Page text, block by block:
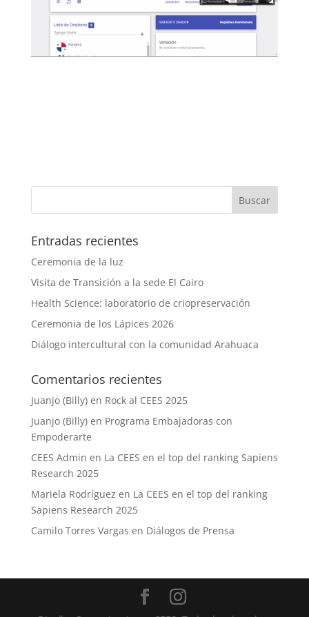
Entradas recientes
Ceremonia de la luz
Visita de Transición a la sede El Cairo
Health Science: laboratorio de criopreservación
Ceremonia de los Lápices 2026
Diálogo intercultural con la comunidad Arahuaca
Comentarios recientes
Juanjo (Billy)en Rock al CEES 2025
Juanjo (Billy)en Programa Embajadoras con
Empoderarte
CEES Admin en La CEES en el top del ranking Sapiens
Research 2025
Mariela Rodríguez en La CEES en el top del ranking
Sapiens Research 2025
Camilo Torres Vargas en Diálogos de Prensa